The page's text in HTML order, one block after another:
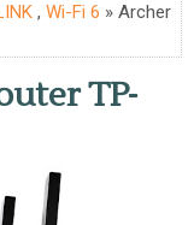
, Wi-Fi 6 » Archer
TP-